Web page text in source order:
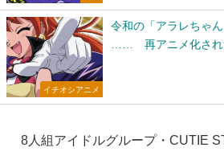
イチオシアニメ
令和の「アラレちゃ
…… 再アニメ化され
8人組アイドルグループ・CUTIE